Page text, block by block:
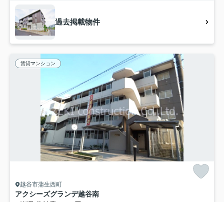
過去掲載物件
賃貸マンション
越谷市蒲生西町
アクシーズグランデ越谷南